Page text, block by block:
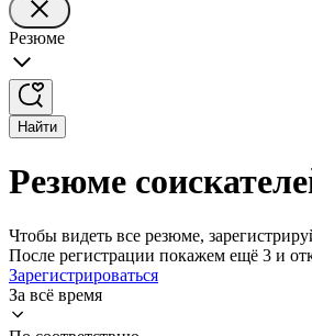
Резюме
Найти
Резюме
Чтобы видеть все резюме,
После регистрации покажем ещё 3 и
Зарегистрироваться
За всё время